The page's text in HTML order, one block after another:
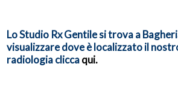
Lo Studio Rx Gentile si trova a
visualizzare dove è localizzato il
radiologia cliccaqui.